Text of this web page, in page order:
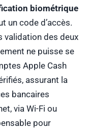
biométrique
un code d’accès.
validation des deux
ne puisse se
Apple Cash
assurant la
bancaires
via Wi-Fi ou
pour